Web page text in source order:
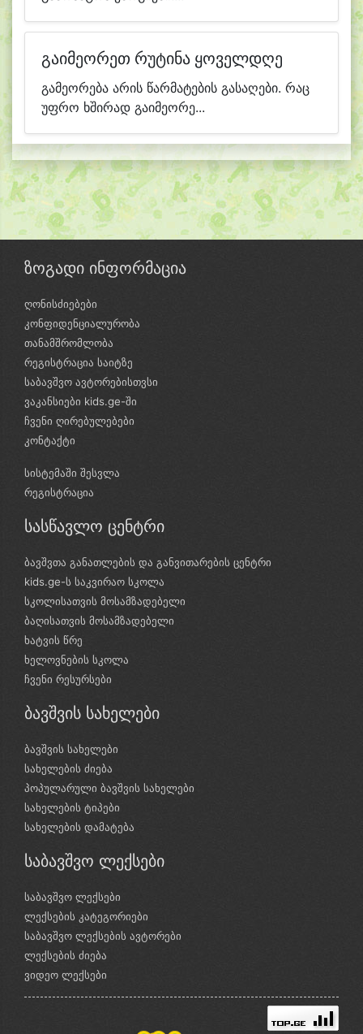
გაიმეორეთ რუტინა ყოველდღე
გამეორება არის წარმატების გასაღები. რაც
უფრო ხშირად გაიმეორე...
ზოგადი ინფორმაცია
ღონისძიებები
კონფიდენციალურობა
თანამშრომლობა
რეგისტრაცია საიტზე
საბავშვო ავტორებისთვსი
ვაკანსიები kids.ge-ში
ჩვენი ღირებულებები
კონტაქტი
სისტემაში შესვლა
რეგისტრაცია
სასწავლო ცენტრი
ბავშვთა განათლების და განვითარების ცენტრი
kids.ge-ს საკვირაო სკოლა
სკოლისათვის მოსამზადებელი
ბაღისათვის მოსამზადებელი
ხატვის წრე
ხელოვნების სკოლა
ჩვენი რესურსები
ბავშვის სახელები
ბავშვის სახელები
სახელების ძიება
პოპულარული ბავშვის სახელები
სახელების ტიპები
სახელების დამატება
საბავშვო ლექსები
საბავშვო ლექსები
ლექსების კატეგორიები
საბავშვო ლექსების ავტორები
ლექსების ძიება
ვიდეო ლექსები